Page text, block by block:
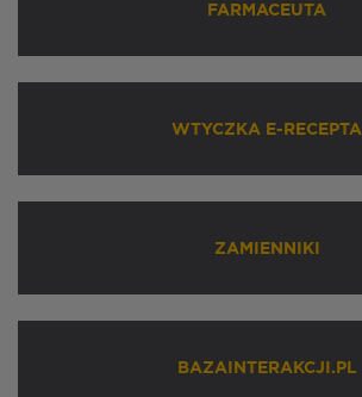
FARMACEUTA
WTYCZKA E-RECEPTA
ZAMIENNIKI
BAZAINTERAKCJI.PL